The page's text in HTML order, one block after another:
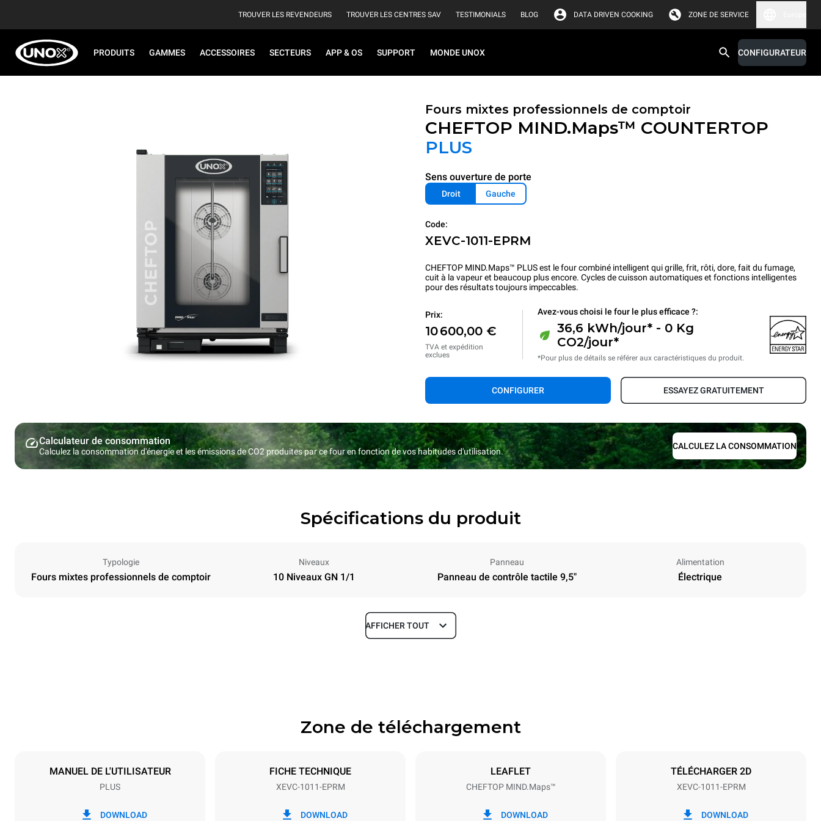
TROUVER LES REVENDEURS TROUVER LES CENTRES SAV TESTIMONIALS BLOG DATA DRIVEN COOKING ZONE DE SERVICE
PRODUITS GAMMES ACCESSOIRES SECTEURS APP & OS SUPPORT MONDE UNOX CONFIGURATEUR
Fours mixtes professionnels de comptoir
CHEFTOP MIND.Maps™ COUNTERTOP
PLUS
Sens ouverture de porte
Droit Gauche
Code:
XEVC-1011-EPRM
CHEFTOP MIND.Maps™ PLUS est le four combiné intelligent qui grille, frit, rôti, dore, fait du fumage,
cuit à la vapeur et beaucoup plus encore. Cycles de cuisson automatiques et fonctions intelligentes
pour des résultats toujours impeccables.
Prix:
10 600,00 €
TVA et expédition
exclues
Avez-vous choisi le four le plus efficace ?:
36,6 kWh/jour* - 0 Kg
CO2/jour*
*Pour plus de détails se référer aux caractéristiques du produit.
CONFIGURER ESSAYEZ GRATUITEMENT
Calculateur de consommation
Calculez la consommation d'énergie et les émissions de CO2 produites par ce four en fonction de vos habitudes d'utilisation.
CALCULEZ LA CONSOMMATION
Spécifications du produit
Typologie
Fours mixtes professionnels de comptoir
Niveaux
10 Niveaux GN 1/1
Panneau
Panneau de contrôle tactile 9,5"
Alimentation
Électrique
Profondeur
Taille de la plaque
380-415V 3N~ / 220-240V 3~ 18,8 kW / 18,8 kW / 18,8 kW
AFFICHER TOUT
Zone de téléchargement
MANUEL DE L'UTILISATEUR
PLUS
DOWNLOAD
FICHE TECHNIQUE
XEVC-1011-EPRM
DOWNLOAD
LEAFLET
CHEFTOP MIND.Maps™
DOWNLOAD
TÉLÉCHARGER 2D
XEVC-1011-EPRM
DOWNLOAD